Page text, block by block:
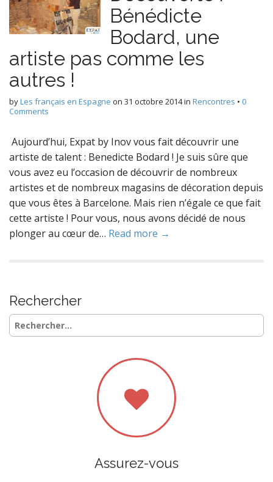
Bénédicte
Bodard, une
artiste pas comme les
autres !
byLes français en Espagne on 31 octobre 2014in Rencontres • 0
Comments
Aujourd’hui, Expat by Inov vous fait découvrir une
artiste de talent : Benedicte Bodard ! Je suis sûre que
vous avez eu l’occasion de découvrir de nombreux
artistes et de nombreux magasins de décoration depuis
que vous êtes à Barcelone. Mais rien n’égale ce que fait
cette artiste ! Pour vous, nous avons décidé de nous
plonger au cœur de… Read more →
Rechercher
Rechercher :
Assurez-vous